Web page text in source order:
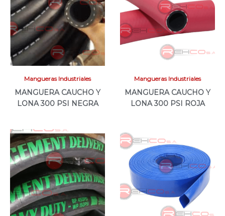
Mangueras Industriales
MANGUERA CAUCHO Y
LONA 300 PSI NEGRA
Mangueras Industriales
MANGUERA CAUCHO Y
LONA 300 PSI ROJA